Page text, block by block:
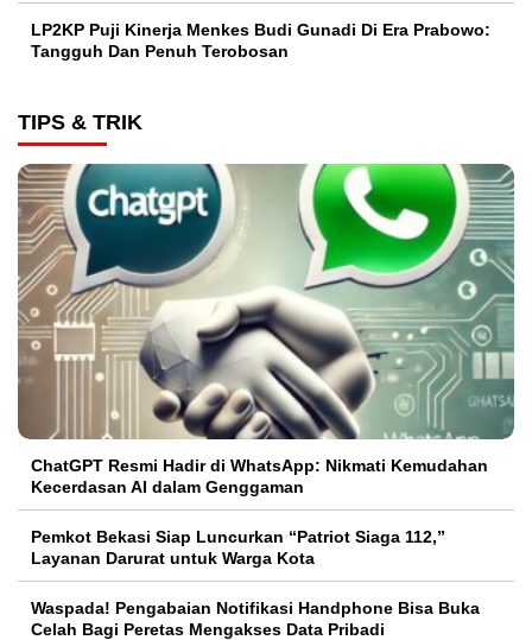
LP2KP Puji Kinerja Menkes Budi Gunadi Di Era Prabowo:
Tangguh Dan Penuh Terobosan‎
TIPS & TRIK
ChatGPT Resmi Hadir di WhatsApp: Nikmati Kemudahan
Kecerdasan AI dalam Genggaman
Pemkot Bekasi Siap Luncurkan “Patriot Siaga 112,”
Layanan Darurat untuk Warga Kota
Waspada! Pengabaian Notifikasi Handphone Bisa Buka
Celah Bagi Peretas Mengakses Data Pribadi